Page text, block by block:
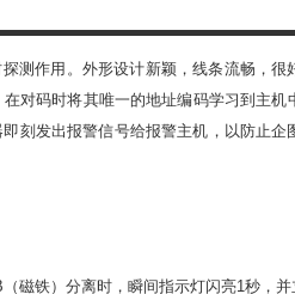
测作用。外形设计新颖，线条流畅，很
对码时将其唯一的地址编码学习到主机
刻发出报警信号给报警主机，以防止企
（磁铁）分离时，瞬间指示灯闪亮1秒，并